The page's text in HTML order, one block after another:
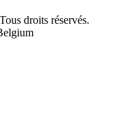
droits réservés.